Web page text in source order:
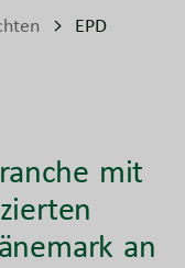
EPD
mit
an